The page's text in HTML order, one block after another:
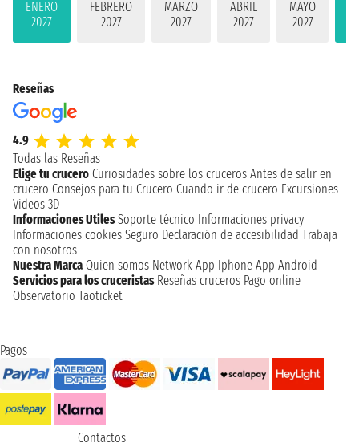
ENERO
2027
FEBRERO
2027
MARZO
2027
ABRIL
2027
MAYO
2027
Reseñas
4.9
Todas las Reseñas
Elige tu crucero Curiosidades sobre los cruceros Antes de salir en
crucero Consejos para tu Crucero Cuando ir de crucero Excursiones
Videos 3D
Informaciones Utiles Soporte técnico Informaciones privacy
Informaciones cookies Seguro Declaración de accesibilidad Trabaja
con nosotros
Nuestra Marca Quien somos Network App Iphone App Android
Servicios para los cruceristas Reseñas cruceros Pago online
Observatorio Taoticket
Pagos
Contactos